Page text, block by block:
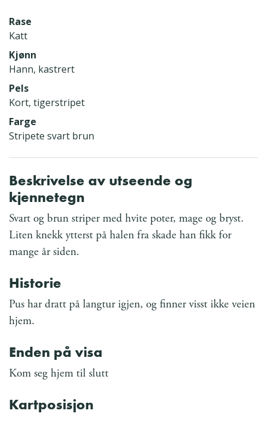
Rase
Katt
Kjønn
Hann, kastrert
Pels
Kort, tigerstripet
Farge
Stripete svart brun
Beskrivelse av utseende og
kjennetegn
Svart og brun striper med hvite poter, mage og bryst.
Liten knekk ytterst på halen fra skade han fikk for
mange år siden.
Historie
Pus har dratt på langtur igjen, og finner visst ikke veien
hjem.
Enden på visa
Kom seg hjem til slutt
Kartposisjon